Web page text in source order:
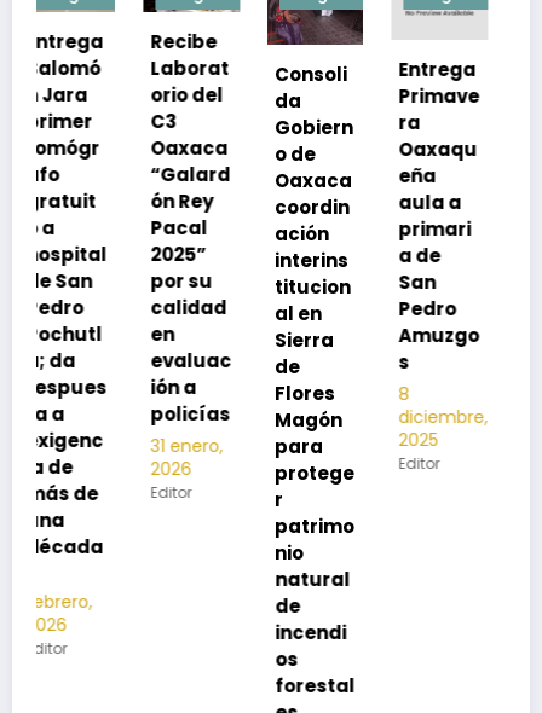
Recibe
Laborat
orio del
C3
Oaxaca
“Galard
ón Rey
Pacal
2025”
por su
calidad
en
evaluac
ión a
policías
31 enero,
2026
Editor
Consoli
da
Gobiern
o de
Oaxaca
coordin
ación
interins
titucion
al en
Sierra
de
Flores
Magón
para
protege
r
Entrega
Primave
ra
Oaxaqu
eña
aula a
primari
a de
San
Pedro
Amuzgo
s
8
diciembre,
2025
Editor
Exhorta
SSO a
vacuna
rse de
neumoc
oco
para
preveni
r la
neumon
ía
2025
Editor